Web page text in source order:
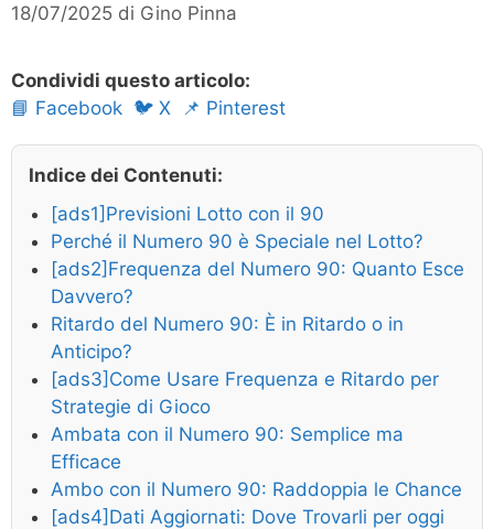
18/07/2025 di Gino Pinna
Condividi questo articolo:
📘 Facebook 🐦 X 📌 Pinterest
Indice dei Contenuti:
[ads1]Previsioni Lotto con il 90
Perché il Numero 90 è Speciale nel Lotto?
[ads2]Frequenza del Numero 90: Quanto Esce
Davvero?
Ritardo del Numero 90: È in Ritardo o in
Anticipo?
[ads3]Come Usare Frequenza e Ritardo per
Strategie di Gioco
Ambata con il Numero 90: Semplice ma
Efficace
Ambo con il Numero 90: Raddoppia le Chance
[ads4]Dati Aggiornati: Dove Trovarli per oggi